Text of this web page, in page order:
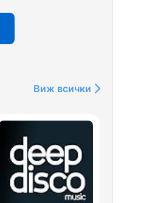
Виж всички